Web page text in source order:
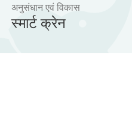
अनुसंधान एवं विकास
स्मार्ट क्रेन